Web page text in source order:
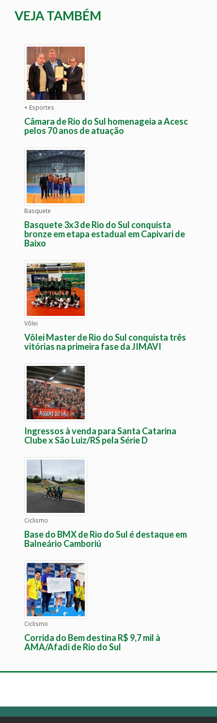
VEJA TAMBÉM
+ Esportes
Câmara de Rio do Sul homenageia a Acesc
pelos 70 anos de atuação
Basquete
Basquete 3x3 de Rio do Sul conquista
bronze em etapa estadual em Capivari de
Baixo
Vôlei
Vôlei Master de Rio do Sul conquista três
vitórias na primeira fase da JIMAVI
Ingressos à venda para Santa Catarina
Clube x São Luiz/RS pela Série D
Ciclismo
Base do BMX de Rio do Sul é destaque em
Balneário Camboriú
Ciclismo
Corrida do Bem destina R$ 9,7 mil à
AMA/Afadi de Rio do Sul